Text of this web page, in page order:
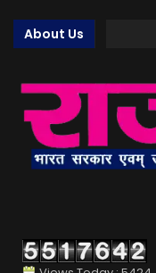
About Us